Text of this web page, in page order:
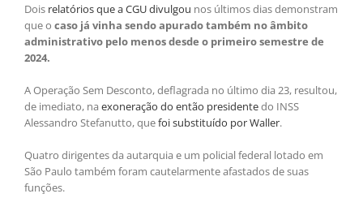
Dois relatórios que a CGU divulgou nos últimos dias demonstram
que o caso já vinha sendo apurado também no âmbito
administrativo pelo menos desde o primeiro semestre de
2024.
A Operação Sem Desconto, deflagrada no último dia 23, resultou,
de imediato, na exoneração do então presidentedo INSS
Alessandro Stefanutto, quefoi substituído por Waller.
Quatro dirigentes da autarquia e um policial federal lotado em
São Paulo também foram cautelarmente afastados de suas
funções.